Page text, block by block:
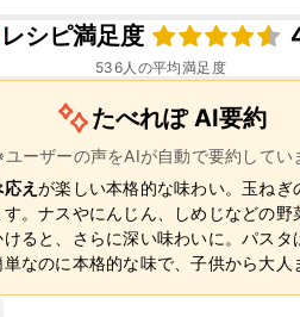
レシピ満足度
536人の平均満足度
たべれぽ AI要約
ユーザーの声をAIが自動で要約してい
え が楽しい本格的な味わい。玉ね
。ナスやにんじん、しめじなどの
けると、さらに深い味わいに。パス
なのに本格的な味で、子供から大人